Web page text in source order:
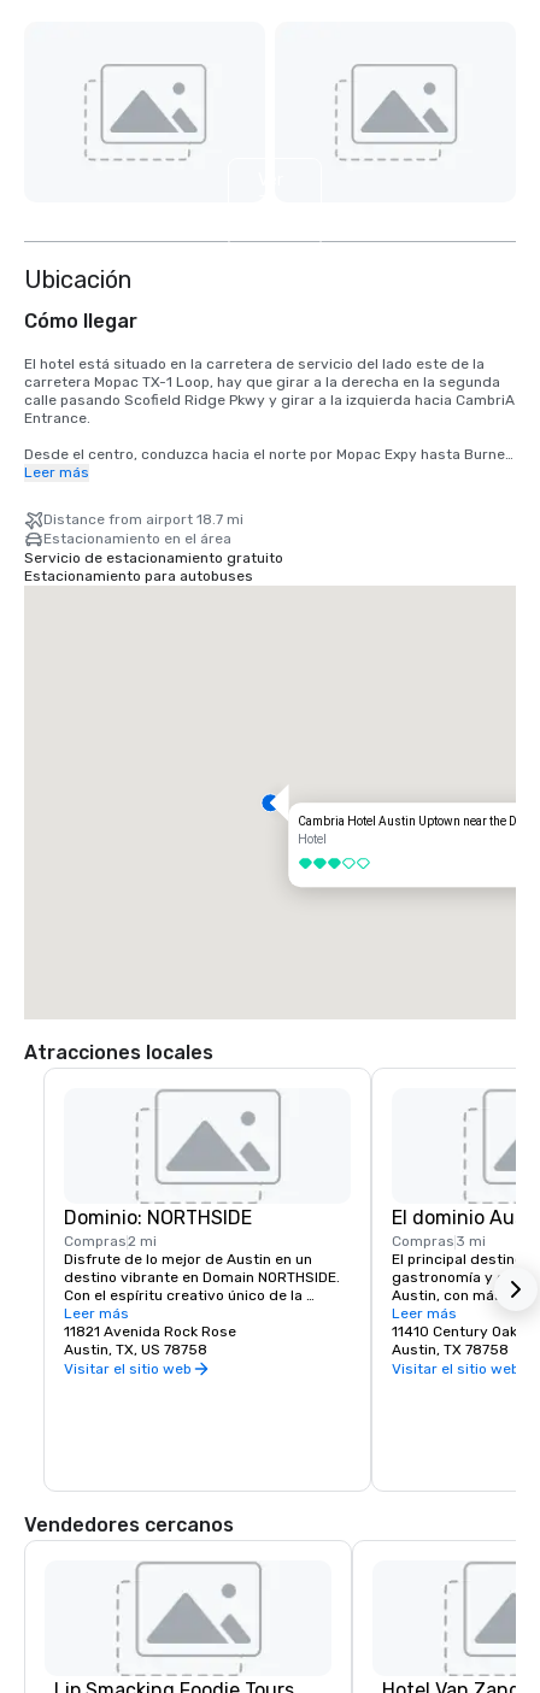
Ubicación
Cómo llegar
El hotel está situado en la carretera de servicio del lado este de la
carretera Mopac TX-1 Loop, hay que girar a la derecha en la segunda
calle pasando Scofield Ridge Pkwy y girar a la izquierda hacia CambriA
Entrance.
Desde el centro, conduzca hacia el norte por Mopac Expy hasta Burnet
Rd/Mopac Service Rd, salga por Scofield Ridge Pkwy, gire a la derecha
hasta CambriA Entrance.
Desde el aeropuerto TX-71 W hasta la US-183N y la TX-1 Loop/Mopac.
Desde la TX-1 Loop/Mopac, tome la salida de Scofield Ridge Pkwy, gire
a la derecha en la segunda calle pasando Scofield Ridge Pkwy y gire a
Scofield Ridge Pkwy y gire a la izquierda hacia CambriA Entrance.
Leer más
Distance from airport 18.7 mi
Estacionamiento en el área
Servicio de estacionamiento gratuito
Estacionamiento para autobuses
Cambria Hotel Austin Uptown near the
Hotel
3 de 5
Atracciones locales
Dominio: NORTHSIDE
Compras2 mi
Disfrute de lo mejor de Austin en un
destino vibrante en Domain NORTHSIDE.
Con el espíritu creativo único de la
ciudad, Domain NORTHSIDE invita a los
visitantes a pasar el día y la noche
explorando elegantes tiendas,
saboreando restaurantes excepcionales,
Leer más
11821 Avenida Rock Rose
Austin, TX, US 78758
Visitar el sitio web
El dominio
Compras 3 mi
El principal destino
gastronomía y
Austin, con más de
restaurantes.
Leer más
11410 Century Oaks
Austin, TX 78758
Visitar el sitio web
Vendedores cercanos